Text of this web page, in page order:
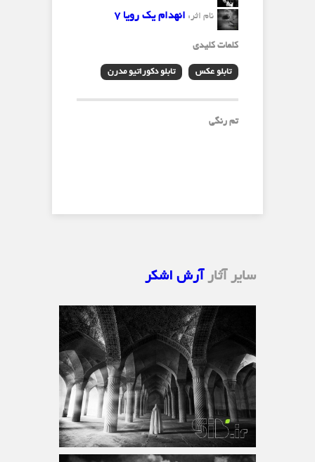
نام اثر: انهدام یک رویا 7
کلمات کلیدی
تابلو عکس تابلو دکوراتیو مدرن
تم رنگی
سایر آثار آرش اشکر